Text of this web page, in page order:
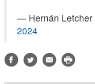
— Hernán Letcher
2024